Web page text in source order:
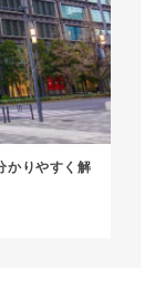
かりやすく解